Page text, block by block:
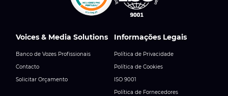
Voices & Media Solutions
Banco de Vozes Profissionais
Contacto
Solicitar Orçamento
Informações Legais
Política de Privacidade
Política de Cookies
ISO 9001
Política de Fornecedores